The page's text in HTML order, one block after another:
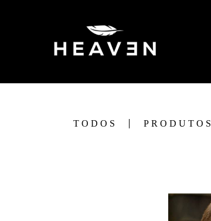
TODOS PRODUTOS